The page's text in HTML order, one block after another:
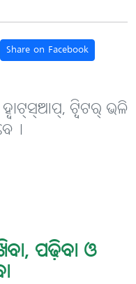
Share on Facebook
ଟ୍ବିଟର୍ ଭଳି
ପଢ଼ିବା ଓ